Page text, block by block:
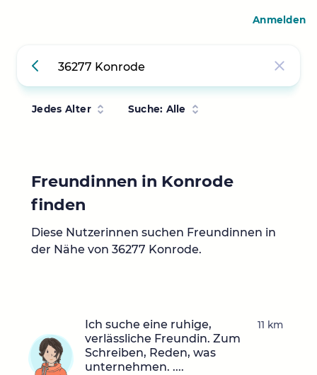
Jedes Alter Suche: Alle
Freundinnen in Konrode
finden
Diese Nutzerinnen suchen Freundinnen in
der Nähe von 36277 Konrode.
Ich suche eine ruhige,
verlässliche Freundin. Zum
Schreiben, Reden, was
unternehmen. ....
11 km
Anmelden